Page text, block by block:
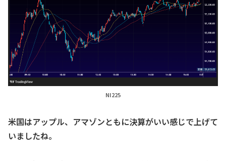
NI225
米国はアップル、アマゾンともに決算がいい感じで上げて
いましたね。